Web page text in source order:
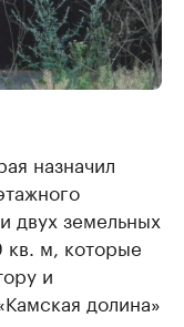
назначил
двух земельных
кв. м, которые
и
долина»